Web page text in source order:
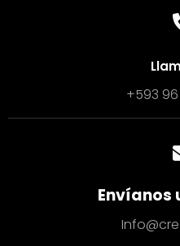
+593
Envíanos